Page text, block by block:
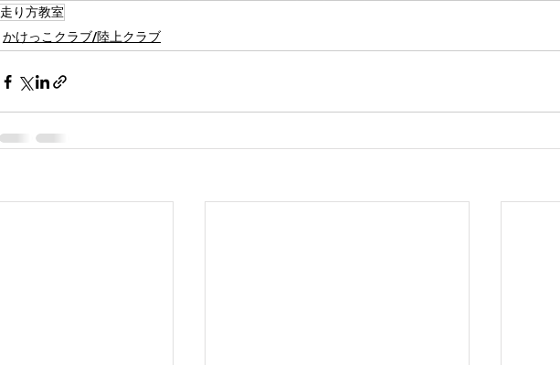
走り方教室
かけっこクラブ/陸上クラブ